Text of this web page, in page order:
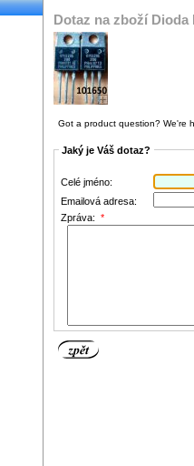
Dotaz na zboží Dioda
Got a product question? We're
Jaký je Váš dotaz?
Celé jméno:
Emailová adresa:
Zpráva: *